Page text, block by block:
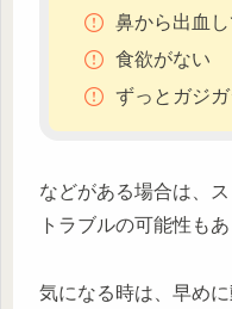
鼻から出血
食欲がない
ずっとガジ
などがある場合は、
トラブルの可能性もあ
気になる時は、早め